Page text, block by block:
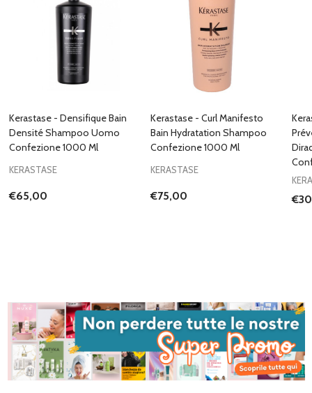
Kerastase - Densifique Bain
Densité Shampoo Uomo
Confezione 1000 Ml
KERASTASE
€65,00
Kerastase - Curl Manifesto
Bain Hydratation Shampoo
Confezione 1000 Ml
KERASTASE
€75,00